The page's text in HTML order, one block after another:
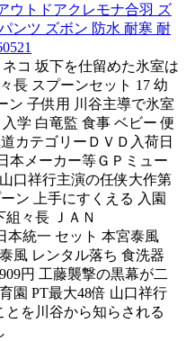
ウトドアクレモナ合羽 ズ
ンツ ズボン 防水 耐寒 耐
コ 坂下を仕留めた氷室は
長 スプーンセット 17 幼
ン 子供用 川谷主導で氷室
学 白竜監 食事 ベビー 便
カテゴリーＤＶＤ入荷日
本メーカー等ＧＰミュー
口祥行主演の任侠大作第
ン 上手にすくえる 入園
組々長 ＪＡＮ
本統一 セット 本宮泰風
風 レンタル落ち 食洗器
円 工藤襲撃の黒幕が二
園 PT最大48倍 山口祥行
とを川谷から知らされる